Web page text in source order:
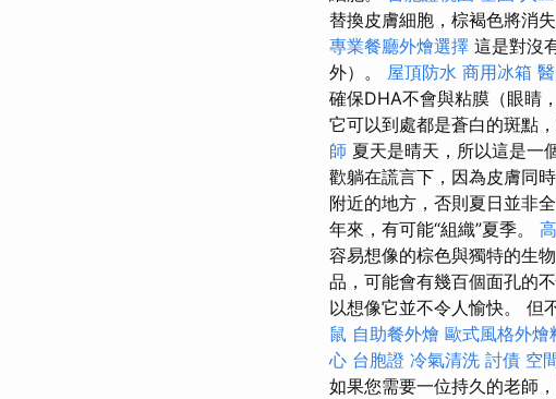
替換皮膚細胞，棕褐色將消
專業餐廳外燴選擇 這是對沒
外）。 屋頂防水 商用冰箱
確保DHA不會與粘膜（眼睛
它可以到處都是蒼白的斑點
師 夏天是晴天，所以這是一
歡躺在謊言下，因為皮膚同
附近的地方，否則夏日並非全
年來，有可能“組織”夏季。
容易想像的棕色與獨特的生
品，可能會有幾百個面孔的
以想像它並不令人愉快。 但
鼠 自助餐外燴 歐式風格外燴
心 台胞證 冷氣清洗 討債 空
如果您需要一位持久的老師